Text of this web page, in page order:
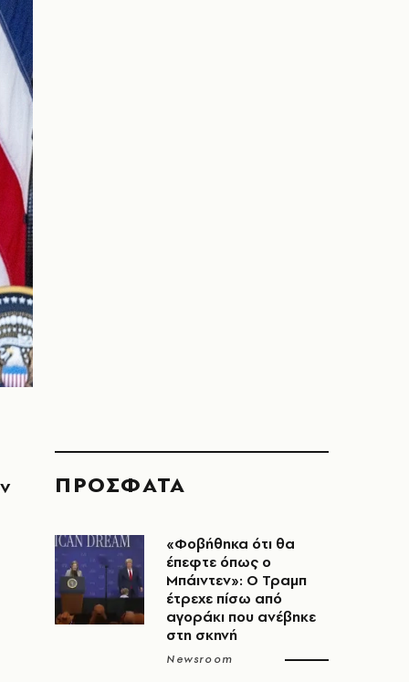
ΠΡΟΣΦΑΤΑ
«Φοβήθηκα ότι θα
έπεφτε όπως ο
Μπάιντεν»: Ο Τραμπ
έτρεχε πίσω από
αγοράκι που ανέβηκε
στη σκηνή
Newsroom